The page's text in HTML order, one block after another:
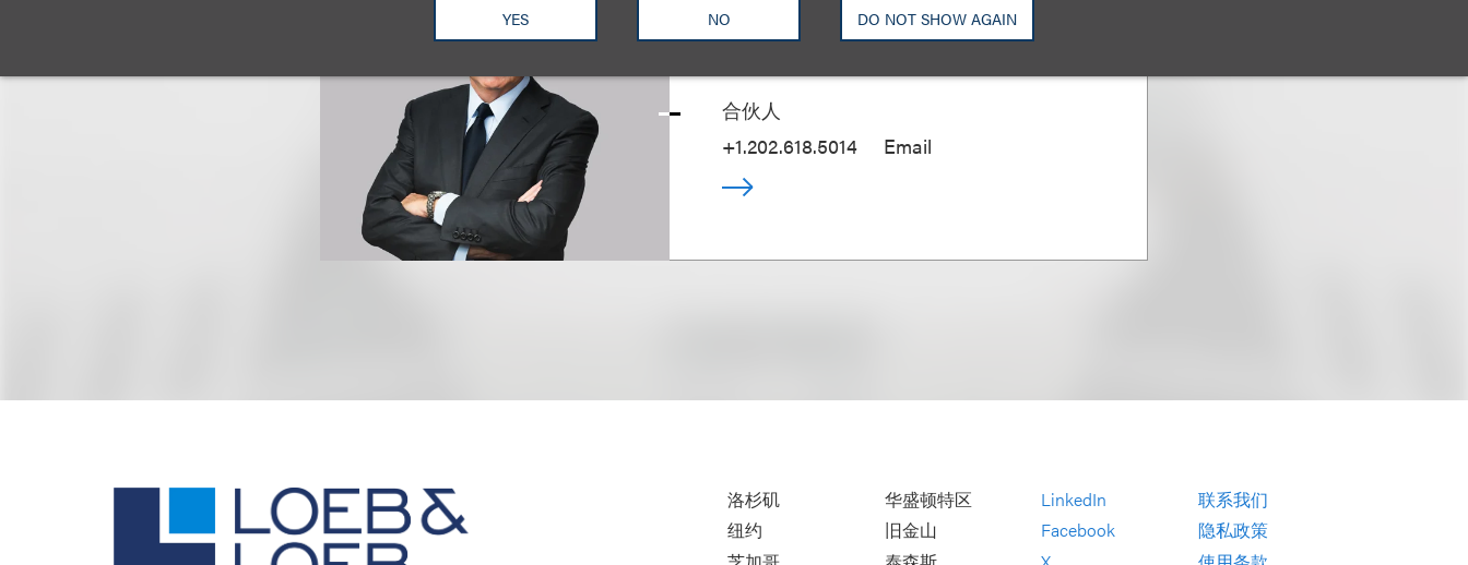
YES NO DO NOT SHOW AGAIN
Marcus S. Owens
合伙人
+1.202.618.5014
Email
洛杉矶
纽约
华盛顿特区
旧金山
LinkedIn
Facebook
联系我们
隐私政策